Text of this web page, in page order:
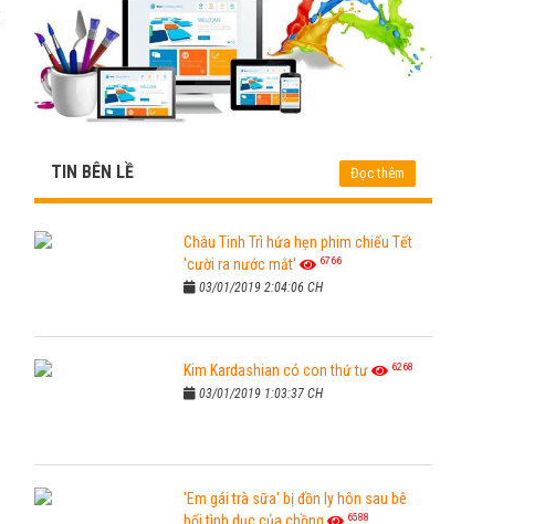
TIN BÊN LỀ Đọc thêm
Châu Tinh Trì hứa hẹn phim chiếu Tết
'cười ra nước mắt'
6766
03/01/2019 2:04:06 CH
Kim Kardashian có con thứ tư 6268
03/01/2019 1:03:37 CH
'Em gái trà sữa' bị đồn ly hôn sau bê
6588